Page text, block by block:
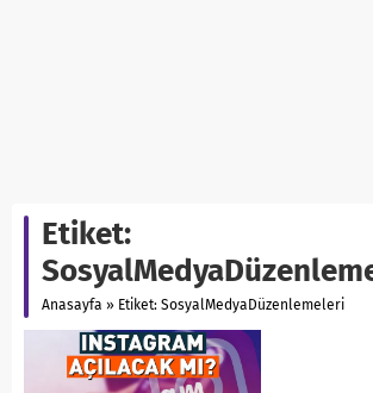
Etiket:
Anasayfa » Etiket: SosyalMedyaDüzenlemeleri